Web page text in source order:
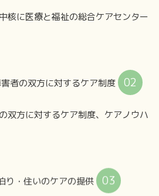
核に医療と福祉の総合ケアセンター
02
双方に対するケア制度、ケアノウハ
03